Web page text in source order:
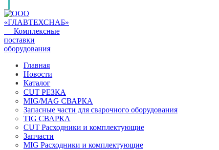
Главная
Новости
Каталог
CUT РЕЗКА
MIG/MAG СВАРКА
Запасные части для сварочного оборудования
TIG СВАРКА
CUT Расходники и комплектующие
Запчасти
MIG Расходники и комплектующие